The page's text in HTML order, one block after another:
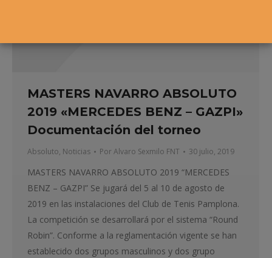
MASTERS NAVARRO ABSOLUTO
2019 «MERCEDES BENZ – GAZPI»
Documentación del torneo
Absoluto, Noticias PorAlvaro Sexmilo FNT 30 julio, 2019
MASTERS NAVARRO ABSOLUTO 2019 “MERCEDES
BENZ – GAZPI” Se jugará del 5 al 10 de agosto de
2019 en las instalaciones del Club de Tenis Pamplona.
La competición se desarrollará por el sistema “Round
Robin”. Conforme a la reglamentación vigente se han
establecido dos grupos masculinos y dos grupo